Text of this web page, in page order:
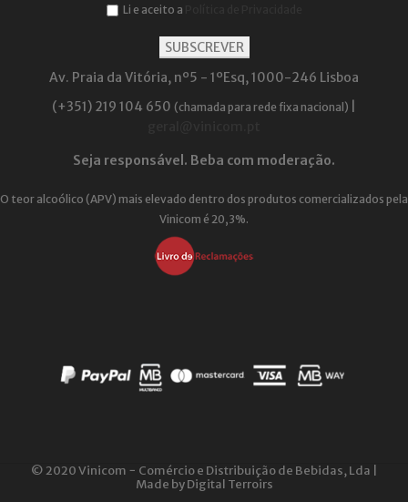
Li e aceito a
Av. Praia da Vitória, nº5 - 1ºEsq, 1000-246 Lisboa
(+351) 219 104 650 (chamada para rede fixa nacional)
Seja responsável. Beba com moderação.
O teor alcoólico (APV) mais elevado dentro dos produtos comercializados pela
Vinicom é 20,3%.
© 2020 Vinicom − Comércio e Distribuição de Bebidas, Lda |
Made byDigital Terroirs